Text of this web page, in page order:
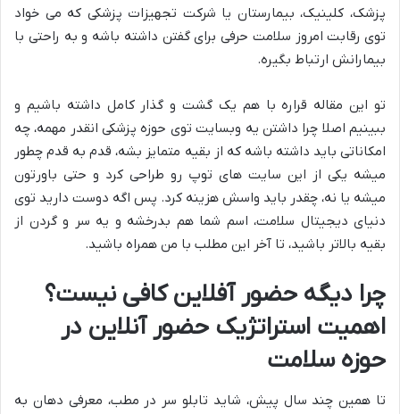
پزشک، کلینیک، بیمارستان یا شرکت تجهیزات پزشکی که می خواد
توی رقابت امروز سلامت حرفی برای گفتن داشته باشه و به راحتی با
بیمارانش ارتباط بگیره.
تو این مقاله قراره با هم یک گشت و گذار کامل داشته باشیم و
ببینیم اصلا چرا داشتن یه وبسایت توی حوزه پزشکی انقدر مهمه، چه
امکاناتی باید داشته باشه که از بقیه متمایز بشه، قدم به قدم چطور
میشه یکی از این سایت های توپ رو طراحی کرد و حتی باورتون
میشه یا نه، چقدر باید واسش هزینه کرد. پس اگه دوست دارید توی
دنیای دیجیتال سلامت، اسم شما هم بدرخشه و یه سر و گردن از
بقیه بالاتر باشید، تا آخر این مطلب با من همراه باشید.
چرا دیگه حضور آفلاین کافی نیست؟
اهمیت استراتژیک حضور آنلاین در
حوزه سلامت
تا همین چند سال پیش، شاید تابلو سر در مطب، معرفی دهان به